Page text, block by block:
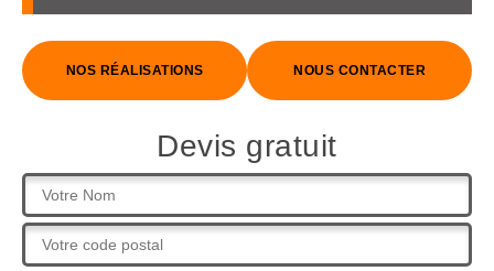
NOS RÉALISATIONS NOUS CONTACTER
Devis gratuit